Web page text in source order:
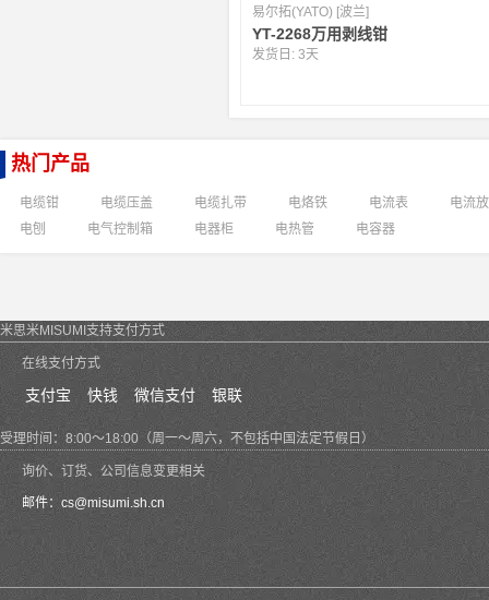
易尔拓(YATO) [波兰]
YT-2268万用剥线钳
发货日:3天
热门产品
电缆钳 电缆压盖 电缆扎带 电烙铁 电流表
电流
电刨
电气控制箱 电器柜 电热管 电容器
米思米MISUMI支持支付方式
在线支付方式
支付宝 快钱 微信支付 银联
受理时间：8:00～18:00（周一～周六，不包括中国法定节假日）
询价、订货、公司信息变更相关
邮件： cs@misumi.sh.cn